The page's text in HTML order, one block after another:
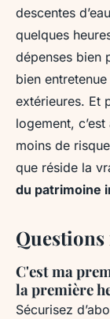
descentes
quelques
dépenses bien
bien
extérieures. Et
logement,
moins de
que réside la
du patrimoine
C'est ma
la première
Sécurisez